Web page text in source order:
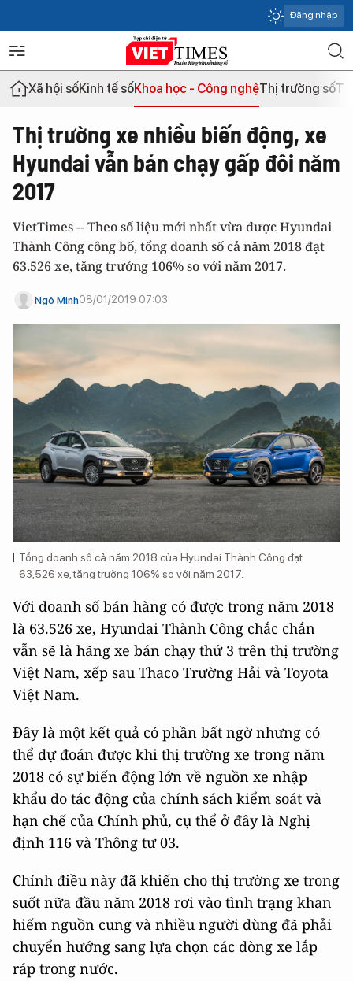
Đăng nhập
Xã hội sốKinh tế sốKhoa học - Công nghệThị trường số
Thị trường xe nhiều biến động, xe
Hyundai vẫn bán chạy gấp đôi năm
2017
VietTimes -- Theo số liệu mới nhất vừa được Hyundai
Thành Công công bố, tổng doanh số cả năm 2018 đạt
63.526 xe, tăng trưởng 106% so với năm 2017.
Ngô Minh08/01/2019 07:03
Tổng doanh số cả năm 2018 của Hyundai Thành Công đạt
63,526 xe, tăng trưởng 106% so với năm 2017.
Với doanh số bán hàng có được trong năm 2018
là 63.526 xe, Hyundai Thành Công chắc chắn
vẫn sẽ là hãng xe bán chạy thứ 3 trên thị trường
Việt Nam, xếp sau Thaco Trường Hải và Toyota
Việt Nam.
Đây là một kết quả có phần bất ngờ nhưng có
thể dự đoán được khi thị trường xe trong năm
2018 có sự biến động lớn về nguồn xe nhập
khẩu do tác động của chính sách kiểm soát và
hạn chế của Chính phủ, cụ thể ở đây là Nghị
định 116 và Thông tư 03.
Chính điều này đã khiến cho thị trường xe trong
suốt nữa đầu năm 2018 rơi vào tình trạng khan
hiếm nguồn cung và nhiều người dùng đã phải
chuyển hướng sang lựa chọn các dòng xe lắp
ráp trong nước.